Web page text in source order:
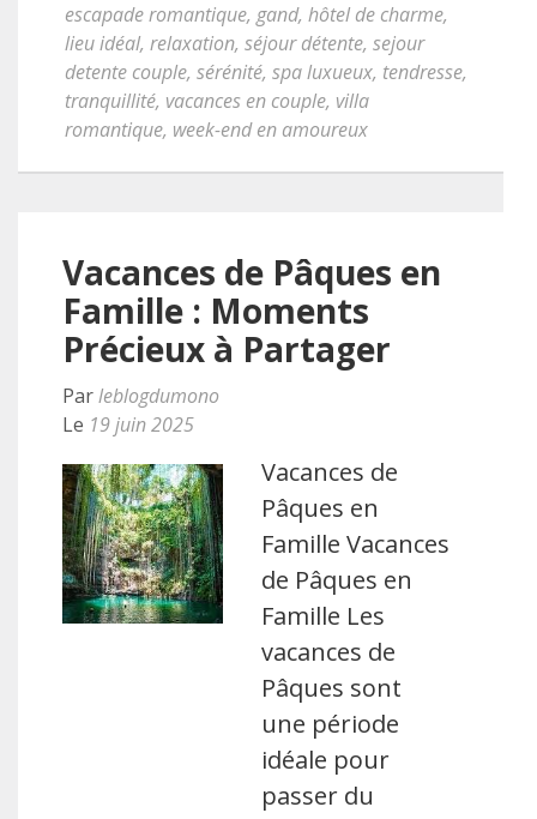
escapade romantique, gand, hôtel de charme,
lieu idéal, relaxation, séjour détente, sejour
detente couple, sérénité, spa luxueux, tendresse,
tranquillité, vacances en couple, villa
romantique, week-end en amoureux
Vacances de Pâques en
Famille : Moments
Précieux à Partager
Parleblogdumono
Le 19 juin 2025
Vacances de
Pâques en
Famille Vacances
de Pâques en
Famille Les
vacances de
Pâques sont
une période
idéale pour
passer du